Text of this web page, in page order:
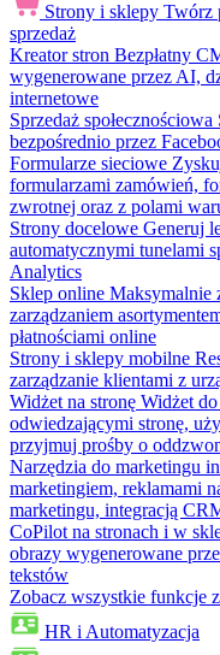
Strony i sklepy Twórz
sprzedaż
Kreator stron Bezpłatny
wygenerowane przez AI,
internetowe
Sprzedaż społecznościowa
bezpośrednio przez
Formularze sieciowe
formularzami zamówień,
zwrotnej oraz z polami
Strony docelowe Generuj
automatycznymi tunelami
Analytics
Sklep online Maksymalnie
zarządzaniem
płatnościami online
Strony i sklepy mobilne
zarządzanie klientami z
Widżet na stronę Widżet
odwiedzającymi stronę,
przyjmuj prośby o
Narzędzia do marketingu
marketingiem, reklamami
marketingu, integracją
CoPilot na stronach i w
obrazy wygenerowane
tekstów
Zobacz wszystkie funkcje
HR i Automatyzacja